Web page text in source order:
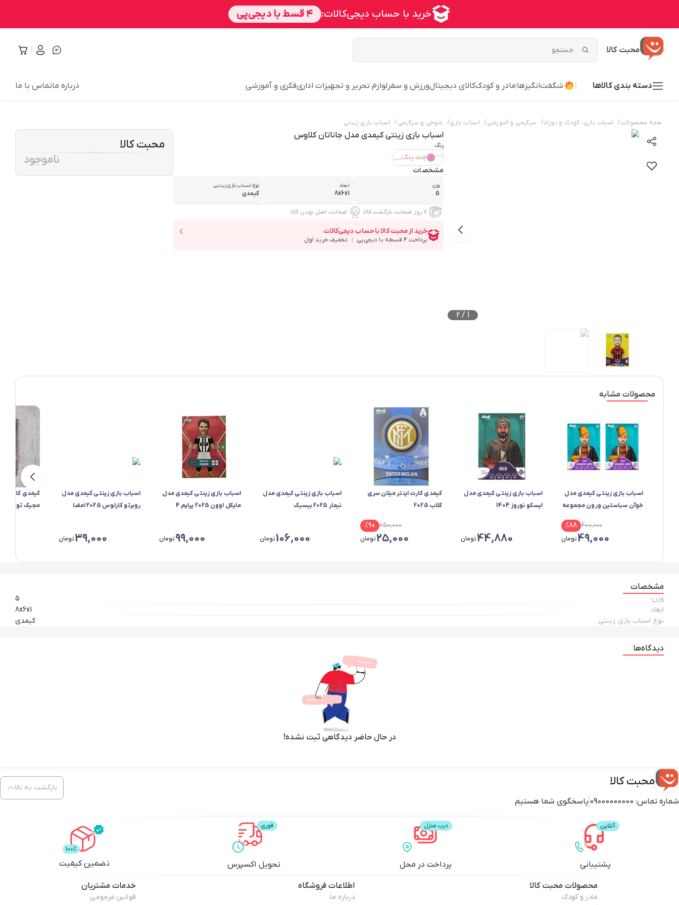
محبت کالا
دسته بندی کالاها شگفت‌انگیزها مادر و کودککالای دیجیتالورزش و سفر لوازم تحریر و تجهیزات اداریفکری و آموزشی درباره ماتماس با ما
همه محصولات/ اسباب بازی، کودک و نوزاد/ سرگرمی و آموزشی/ اسباب بازی/ شوخی و سرگرمی/ اسباب بازی زینتی
1
/
2
اسباب بازی زینتی کیمدی مدل جاناتان کلاوس
رنگ
چند رنگ
مشخصات
وزن
5
ابعاد
8x6x1
نوع اسباب بازی زینتی
کیمدی
۷ روز ضمانت بازگشت کالا ضمانت اصل بودن کالا
محبت کالا
ناموجود
محصولات مشابه
اسباب بازی زینتی کیمدی مدل
خوآن سباستین ورون مجموعه
400,000
%88
49,000تومان
اسباب بازی زینتی کیمدی مدل
ایسکو نوروز 1404
44,880تومان
کیمدی کارت اینتر میلان سری
کلاب 2025
250,000
%90
25,000تومان
اسباب بازی زینتی کیمدی مدل
نیمار 2025 بیسیک
106,000تومان
اسباب بازی زینتی کیمدی مدل
مایکل اوون 2025 پرایم 4
99,000تومان
اسباب بازی زینتی کیمدی مدل
روبرتو کارلوس 2025 امضا
39,000تومان
کیمدی کارت
مجیک تویین
مشخصات
وزن
5
ابعاد
8x6x1
نوع اسباب بازی زینتی
کیمدی
دیدگاه‌ها
در حال حاضر دیدگاهی ثبت نشده!
محبت کالا
شماره تماس: 09000000000 پاسخگوی شما هستیم
بازگشت به بالا
پشتیبانی پرداخت در محل تحویل اکسپرس تضمین کیفیت
محصولات محبت کالا
مادر و کودک
اطلاعات فروشگاه
درباره ما
خدمات مشتریان
قوانین مرجوعی